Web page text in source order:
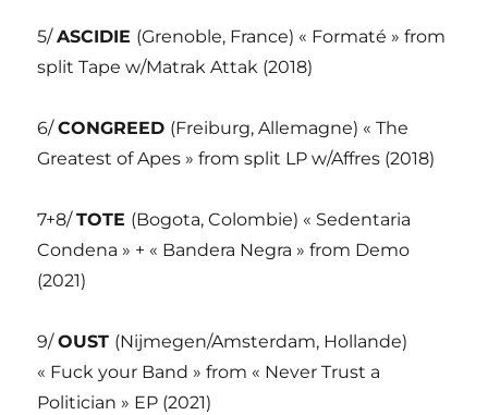
5/ASCIDIE (Grenoble, France) « Formaté » from
split Tape w/Matrak Attak (2018)
6/CONGREED (Freiburg, Allemagne) « The
Greatest of Apes » from split LP w/Affres (2018)
7+8/TOTE (Bogota, Colombie) « Sedentaria
Condena » + « Bandera Negra » from Demo
(2021)
9/OUST (Nijmegen/Amsterdam, Hollande)
« Fuck your Band » from « Never Trust a
Politician » EP (2021)